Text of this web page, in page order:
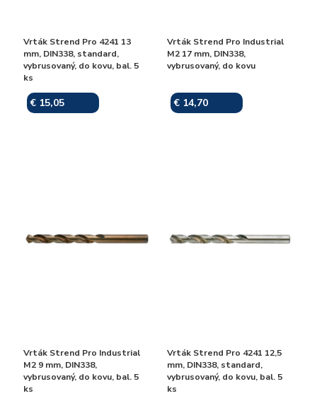
Vrták Strend Pro 4241 13
mm, DIN338, standard,
vybrusovaný, do kovu, bal. 5
ks
€ 15,05
Vrták Strend Pro Industrial
M2 17 mm, DIN338,
vybrusovaný, do kovu
€ 14,70
Vrták Strend Pro Industrial
M2 9 mm, DIN338,
vybrusovaný, do kovu, bal. 5
ks
Vrták Strend Pro 4241 12,5
mm, DIN338, standard,
vybrusovaný, do kovu, bal. 5
ks